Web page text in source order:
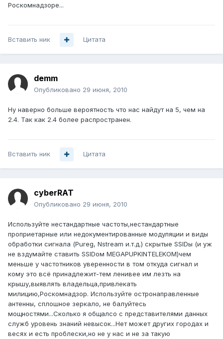
Роскомнадзоре...
Вставить ник Цитата
demm
Опубликовано 29 июня, 2010
Ну наверно больше вероятность что нас найдут на 5, чем на
2.4. Так как 2.4 более распространен.
Вставить ник Цитата
cyberRAT
Опубликовано 29 июня, 2010
Используйте нестандартные частоты,нестандартные
проприетарные или недокументированные модуляции и виды
обработки сигнала (Pureg, Nstream и.т.д.) скрытые SSIDы (и уж
не вздумайте ставить SSIDом MEGAPUPKINTELEKOM)чем
меньше у частотников уверенности в том откуда сигнал и
кому это всё принадлежит-тем ленивее им лезть на
крышу,выявлять владельца,привлекать
милицию,Роскомнадзор. Используйте остронаправленные
антенны, сплошное зеркало, не балуйтесь
мощностями...Сколько я общалсо с представителями данных
служб уровень знаний невысок...Нет может других городах и
весях и есть проблески,но не у нас и не за такую